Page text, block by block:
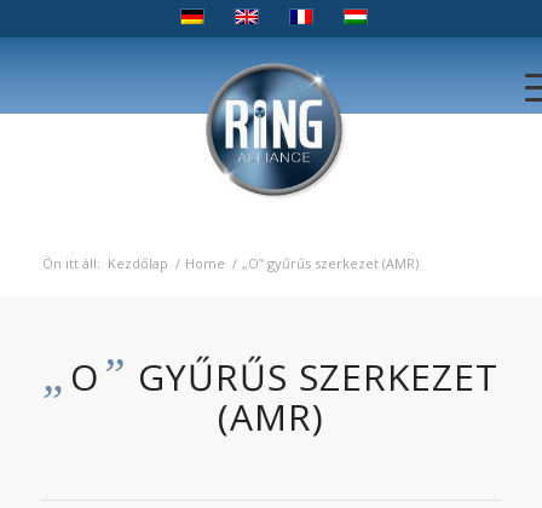
Ön itt áll: Kezdőlap / Home / „O” gyűrűs szerkezet (AMR)
„ O” GYŰRŰS SZERKEZET
(AMR)